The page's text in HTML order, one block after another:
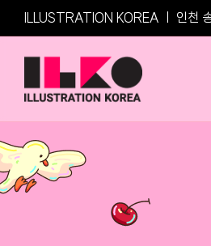
ILLUSTRATION KOREA ㅣ 인천